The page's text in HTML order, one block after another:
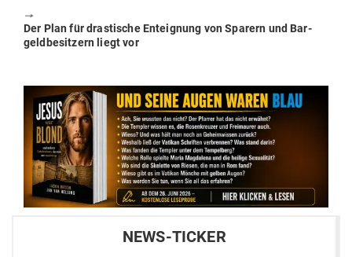
🠖
Next
post:
Der Plan für dras­tische Ent­eignung von Sparern und Bar­
geld­be­sitzern liegt vor
NEWS-TICKER